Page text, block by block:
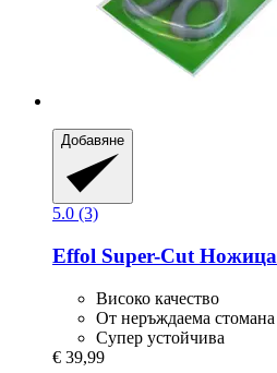
Добавяне
5.0 (3)
Effol Super-​Cut Ножица
Високо качество
От неръждаема стомана
Супер устойчива
€ 39,99